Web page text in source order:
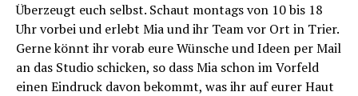
Überzeugt euch selbst. Schaut montags von 10 bis 18
Uhr vorbei und erlebt Mia und ihr Team vor Ort in Trier.
Gerne könnt ihr vorab eure Wünsche und Ideen per Mail
an das Studio schicken, so dass Mia schon im Vorfeld
einen Eindruck davon bekommt, was ihr auf eurer Haut